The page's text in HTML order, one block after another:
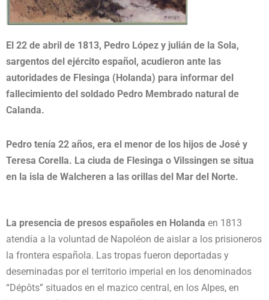
El 22 de abril de 1813, Pedro López y julián de la Sola,
sargentos del ejército español, acudieron ante las
autoridades de Flesinga (Holanda) para informar del
fallecimiento del soldado Pedro Membrado natural de
Calanda.
Pedro tenía 22 años, era el menor de los hijos de José y
Teresa Corella. La ciuda de Flesinga o Vilssingen se situa
en la isla de Walcheren a las orillas del Mar del Norte.
La presencia de presos españoles en Holanda en 1813
atendía a la voluntad de Napoléon de aislar a los prisioneros
la frontera española. Las tropas fueron deportadas y
deseminadas por el territorio imperial en los denominados
“Dépôts” situados en el mazico central, en los Alpes, en